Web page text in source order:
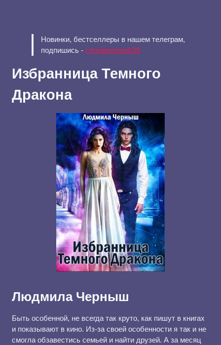
Новинки, бестселлеры в нашем телеграм,
подпишись - t.me/ilovebook99
Избранница Темного
Дракона
Людмила Черныш
Быть особенной, не всегда так круто, как пишут в книгах
и показывают в кино. Из-за своей особенности я так и не
смогла обзавестись семьей и найти друзей. А за месяц